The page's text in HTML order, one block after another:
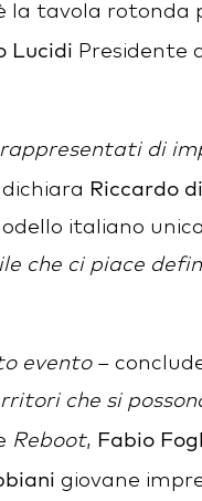
la tavola rotonda
Lucidi Presidente
di
Riccardo
italiano
che ci piace
evento–
che si
Reboot, Fabio
giovane